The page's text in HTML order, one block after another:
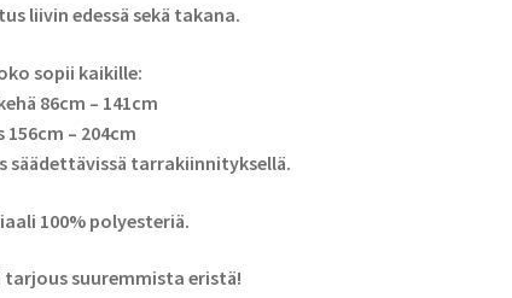
liivin edessä sekä takana.
sopii kaikille:
86cm – 141cm
156cm – 204cm
säädettävissä tarrakiinnityksellä.
100% polyesteriä.
tarjous suuremmista eristä!